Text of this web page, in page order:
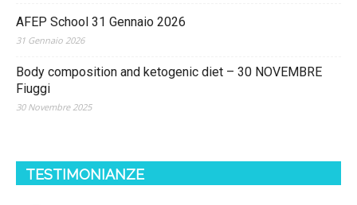
AFEP School 31 Gennaio 2026
31 Gennaio 2026
Body composition and ketogenic diet – 30 NOVEMBRE
Fiuggi
30 Novembre 2025
TESTIMONIANZE